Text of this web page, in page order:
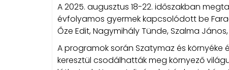
A 2025. augusztus 18-22. időszakban
évfolyamos gyermek kapcsolódott be
Őze Edit, Nagymihály Tünde, Szalma
A programok során Szatymaz és környéke
keresztül csodálhatták meg környező